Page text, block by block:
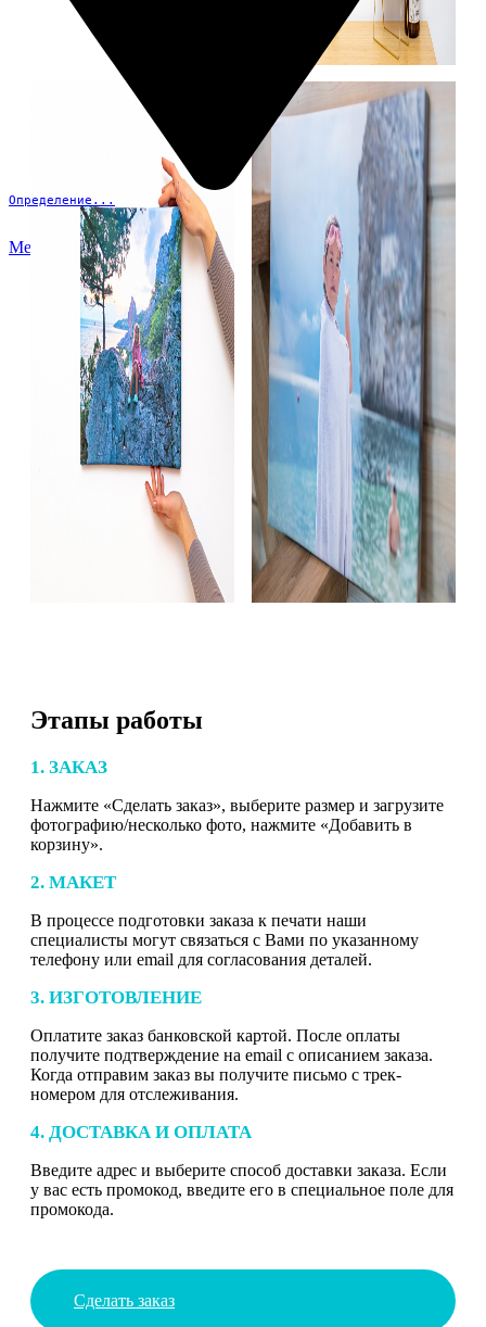
Определение...
Меню
Этапы работы
1. ЗАКАЗ
Нажмите «Сделать заказ», выберите размер и загрузите
фотографию/несколько фото, нажмите «Добавить в
корзину».
2. МАКЕТ
В процессе подготовки заказа к печати наши
специалисты могут связаться с Вами по указанному
телефону или email для согласования деталей.
3. ИЗГОТОВЛЕНИЕ
Оплатите заказ банковской картой. После оплаты
получите подтверждение на email с описанием заказа.
Когда отправим заказ вы получите письмо с трек-
номером для отслеживания.
4. ДОСТАВКА И ОПЛАТА
Введите адрес и выберите способ доставки заказа. Если
у вас есть промокод, введите его в специальное поле для
промокода.
Сделать заказ